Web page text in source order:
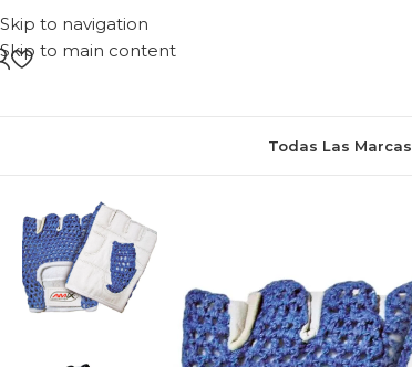
Skip to navigation
Skip to main content
Todas Las Marcas